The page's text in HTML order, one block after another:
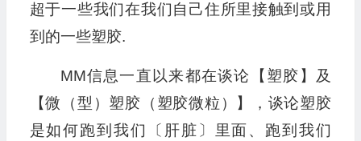
超于一些我们在我们自己住所里接触到或用
到的一些塑胶.
MM信息一直以来都在谈论【塑胶】及
【微（型）塑胶（塑胶微粒）】，谈论塑胶
是如何跑到我们〔肝脏〕里面、跑到我们